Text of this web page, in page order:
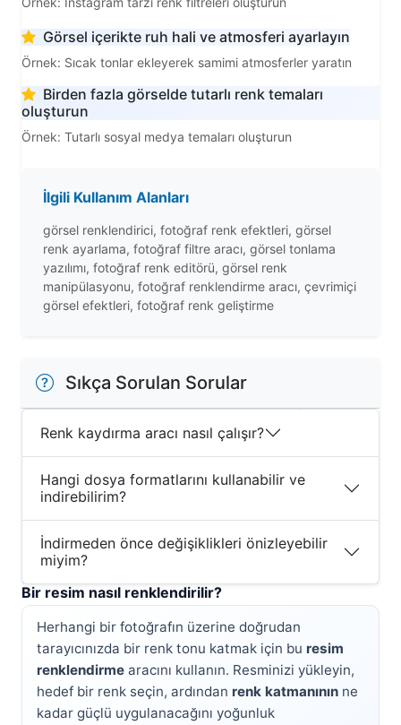
Görsel içerikte ruh hali ve atmosferi ayarlayın
Örnek: Sıcak tonlar ekleyerek samimi atmosferler yaratın
Birden fazla görselde tutarlı renk temaları
oluşturun
Örnek: Tutarlı sosyal medya temaları oluşturun
İlgili Kullanım Alanları
görsel renklendirici, fotoğraf renk efektleri, görsel
renk ayarlama, fotoğraf filtre aracı, görsel tonlama
yazılımı, fotoğraf renk editörü, görsel renk
manipülasyonu, fotoğraf renklendirme aracı, çevrimiçi
görsel efektleri, fotoğraf renk geliştirme
Sıkça Sorulan Sorular
Renk kaydırma aracı nasıl çalışır?
Hangi dosya formatlarını kullanabilir ve
indirebilirim?
İndirmeden önce değişiklikleri önizleyebilir
miyim?
Bir resim nasıl renklendirilir?
Herhangi bir fotoğrafın üzerine doğrudan
tarayıcınızda bir renk tonu katmak için bu resim
renklendirme aracını kullanın. Resminizi yükleyin,
hedef bir renk seçin, ardından renk katmanının ne
kadar güçlü uygulanacağını yoğunluk